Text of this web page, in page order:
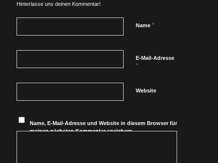
Hinterlasse uns deinen Kommentar!
Name *
E-Mail-Adresse
*
Website
Name, E-Mail-Adresse und Website in diesem Browser für
meinen nächsten Kommentar speichern.